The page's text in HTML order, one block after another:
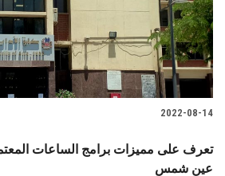
2022-08-14
تعرف على مميزات برامج الساعات
عين شمس